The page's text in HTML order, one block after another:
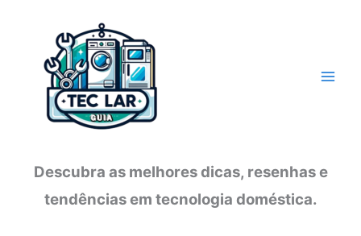
conteúdo
Descubra as melhores dicas, resenhas e
tendências em tecnologia doméstica.